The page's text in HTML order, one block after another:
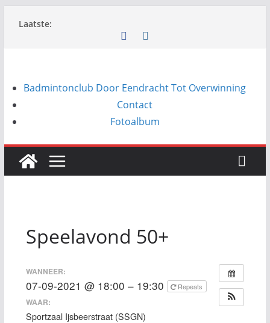
naar
Laatste:
Badmintonclub Door Eendracht Tot Overwinning
Contact
Fotoalbum
Speelavond 50+
WANNEER:
07-09-2021 @ 18:00 – 19:30 Repeats
WAAR:
Sportzaal Ijsbeerstraat (SSGN)